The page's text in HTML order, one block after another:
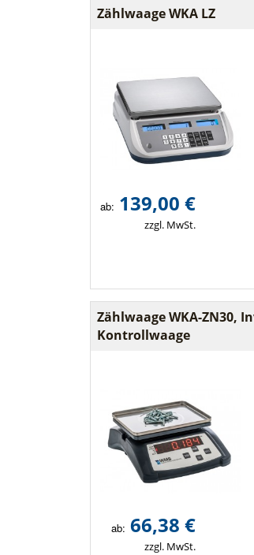
Zählwaage WKA LZ
ab: 139,00 €
zzgl. MwSt.
Zählwaage WKA-ZN30,
Kontrollwaage
ab: 66,38 €
zzgl. MwSt.